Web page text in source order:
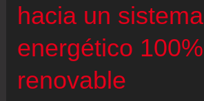
hacia un sistema
energético 100%
renovable